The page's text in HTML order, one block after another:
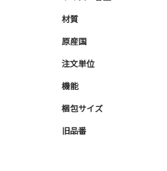
材質
原産国
注文単位
機能
梱包サイズ
旧品番